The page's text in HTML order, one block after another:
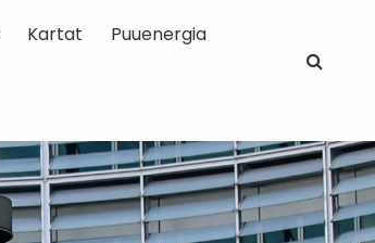
Kartat Puuenergia